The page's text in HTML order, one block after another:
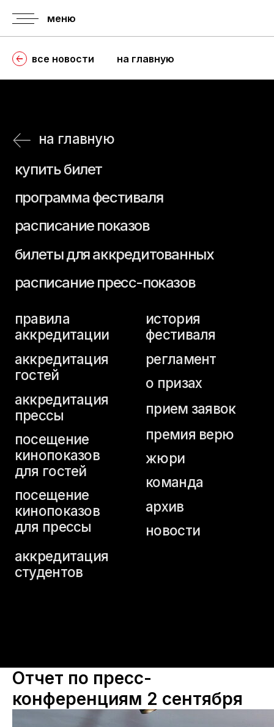
меню
на главную
все новости
аккредитация
аккредитация регламент
аккредитация
студентов
правила
билеты для аккредитованных
история
архив
посещение
кинопоказов
для гостей
посещение
кинопоказов
для прессы
расписание показов
программа фестиваля
расписание пресс-показов
прием заявок
Отчет по пресс-
конференциям 2 сентября